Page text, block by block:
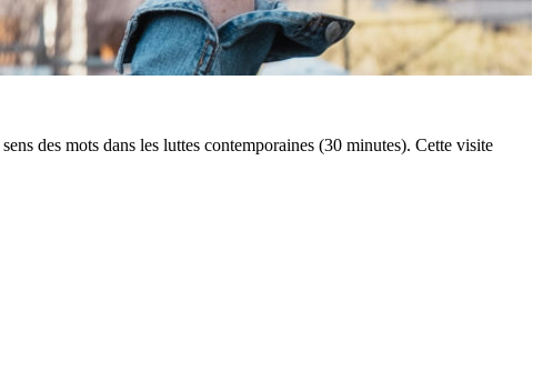
des mots dans les luttes contemporaines (30 minutes). Cette visite